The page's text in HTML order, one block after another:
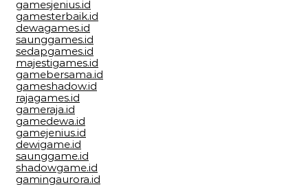
gamesjenius.id
gamesterbaik.id
dewagames.id
saunggames.id
sedapgames.id
majestigames.id
gamebersama.id
gameshadow.id
rajagames.id
gameraja.id
gamedewa.id
gamejenius.id
dewigame.id
saunggame.id
shadowgame.id
gamingaurora.id